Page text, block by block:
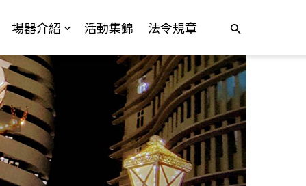
場器介紹 活動集錦 法令規章